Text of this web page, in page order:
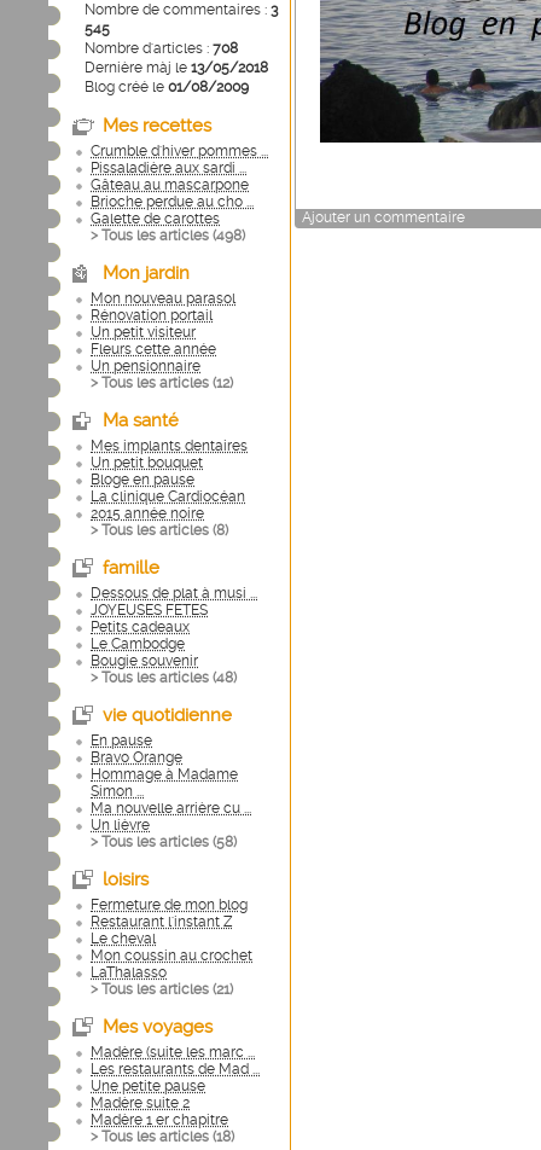
Nombre de commentaires : 3
545
Nombre d'articles : 708
Dernière màj le 13/05/2018
Blog créé le 01/08/2009
Mes recettes
Crumble d'hiver pommes ...
Pissaladière aux sardi ...
Gâteau au mascarpone
Brioche perdue au cho ...
Galette de carottes
> Tous les articles (498)
Mon jardin
Mon nouveau parasol
Rénovation portail
Un petit visiteur
Fleurs cette année
Un pensionnaire
> Tous les articles (12)
Ma santé
Mes implants dentaires
Un petit bouquet
Bloge en pause
La clinique Cardiocéan
2015 année noire
> Tous les articles (8)
famille
Dessous de plat à musi ...
JOYEUSES FETES
Petits cadeaux
Le Cambodge
Bougie souvenir
> Tous les articles (48)
vie quotidienne
En pause
Bravo Orange
Hommage à Madame
Simon ...
Ma nouvelle arrière cu ...
Un lièvre
> Tous les articles (58)
loisirs
Fermeture de mon blog
Restaurant l'instant Z
Le cheval
Mon coussin au crochet
LaThalasso
> Tous les articles (21)
Mes voyages
Madère (suite les marc ...
Les restaurants de Mad ...
Une petite pause
Madère suite 2
Madère 1 er chapitre
> Tous les articles (18)
Ajouter un commentaire